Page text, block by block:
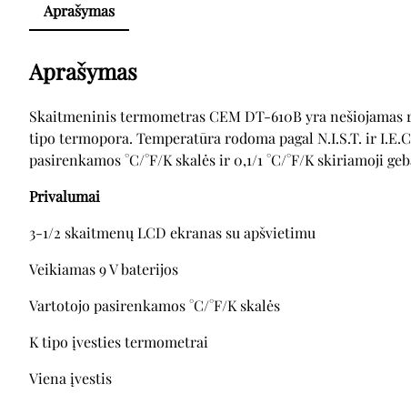
Aprašymas
Aprašymas
Skaitmeninis termometras CEM DT-610B yra
tipo termopora. Temperatūra rodoma pagal N.I.S.T. ir
pasirenkamos °C/°F/K skalės ir 0,1/1 °C/°F/K skiriamoji
Privalumai
3-1/2 skaitmenų LCD ekranas su apšvietimu
Veikiamas 9 V baterijos
Vartotojo pasirenkamos °C/°F/K skalės
K tipo įvesties termometrai
Viena įvestis